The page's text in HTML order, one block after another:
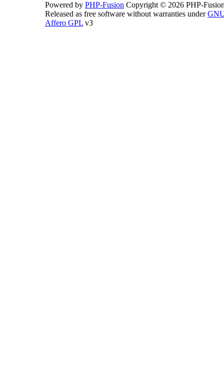
Powered by PHP-Fusion Copyright © 2026 PHP-
Released as free software without warranties under
Affero GPL v3